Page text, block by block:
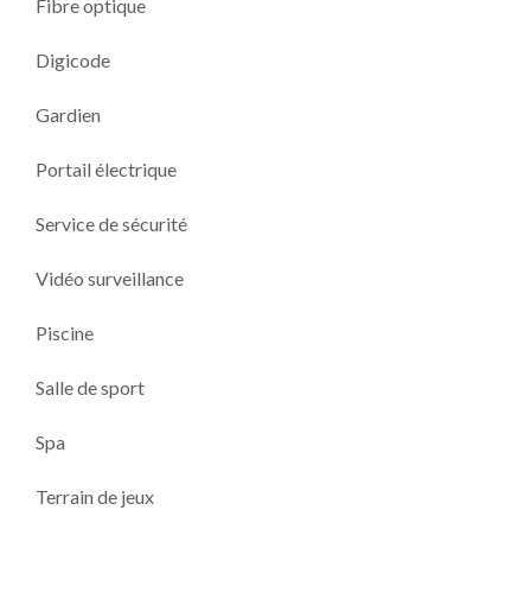
Fibre optique
Digicode
Gardien
Portail électrique
Service de sécurité
Vidéo surveillance
Piscine
Salle de sport
Spa
Terrain de jeux